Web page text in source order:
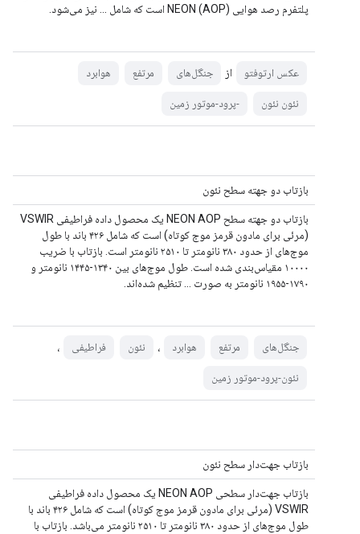
پلتفرم رصد هوایی NEON (AOP) است که شامل ... نیز می‌شود.
عکس ارتوفتو از جنگل‌های مرتفع هوابرد
نئون نئون -پرود-موتور زمین
بازتاب دو جهته سطح نئون
بازتاب دو جهته سطح NEON AOP یک محصول داده فراطیفی VSWIR
(مرئی برای مادون قرمز موج کوتاه) است که شامل ۴۲۶ باند با طول
موج‌های از حدود ۳۸۰ نانومتر تا ۲۵۱۰ نانومتر است. بازتاب با ضریب
۱۰۰۰۰ مقیاس‌بندی شده است. طول موج‌های بین ۱۳۴۰-۱۴۴۵ نانومتر و
۱۷۹۰-۱۹۵۵ نانومتر به صورت ... تنظیم شده‌اند.
جنگل‌های مرتفع هوابرد ، نئون فراطیفی ،
نئون-پرود-موتور زمین
بازتاب جهت‌دار سطح نئون
بازتاب جهت‌دار سطحی NEON AOP یک محصول داده فراطیفی
VSWIR (مرئی برای مادون قرمز موج کوتاه) است که شامل ۴۲۶ باند با
طول موج‌های از حدود ۳۸۰ نانومتر تا ۲۵۱۰ نانومتر می‌باشد. بازتاب با